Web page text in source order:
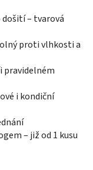
– tvarová
proti vlhkosti a
pravidelném
i kondiční
– již od 1 kusu